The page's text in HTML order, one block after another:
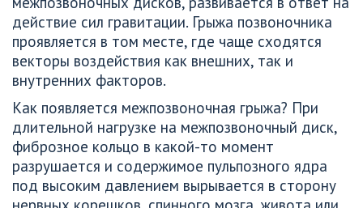
действие сил гравитации. Грыжа позвоночника
проявляется в том месте, где чаще сходятся
векторы воздействия как внешних, так и
внутренних факторов.
Как появляется межпозвоночная грыжа? При
длительной нагрузке на межпозвоночный диск,
фиброзное кольцо в какой-то момент
разрушается и содержимое пульпозного ядра
под высоким давлением вырывается в сторону